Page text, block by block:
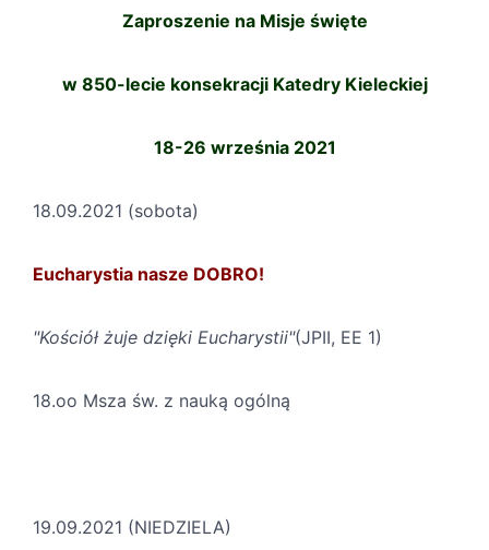
Zaproszenie na Misje święte
w 850-lecie konsekracji Katedry Kieleckiej
18-26 września 2021
18.09.2021 (sobota)
Eucharystia nasze DOBRO!
"Kościół żuje dzięki Eucharystii"(JPII, EE 1)
18.oo Msza św. z nauką ogólną
19.09.2021 (NIEDZIELA)